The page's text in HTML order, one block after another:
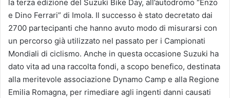
la terza edizione del Suzuki Bike Day, all’autodromo “Enzo
e Dino Ferrari” di Imola. Il successo è stato decretato dai
2700 partecipanti che hanno avuto modo di misurarsi con
un percorso già utilizzato nel passato per i Campionati
Mondiali di ciclismo. Anche in questa occasione Suzuki ha
dato vita ad una raccolta fondi, a scopo benefico, destinata
alla meritevole associazione Dynamo Camp e alla Regione
Emilia Romagna, per rimediare agli ingenti danni causati